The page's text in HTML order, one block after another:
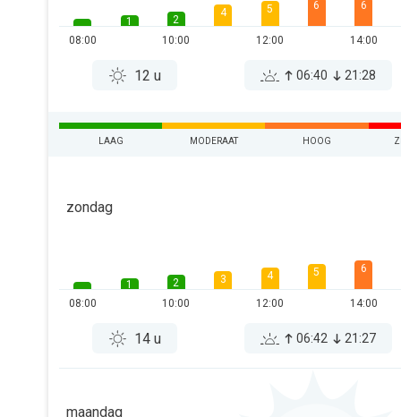
08:00
1
2
10:00
4 5
12:00
6 6
14:00
12 u 06:40 21:28
LAAG MODERAAT HOOG
zondag
08:00
1
2
10:00
3 4
12:00
5 6
14:00
14 u 06:42 21:27
maandag